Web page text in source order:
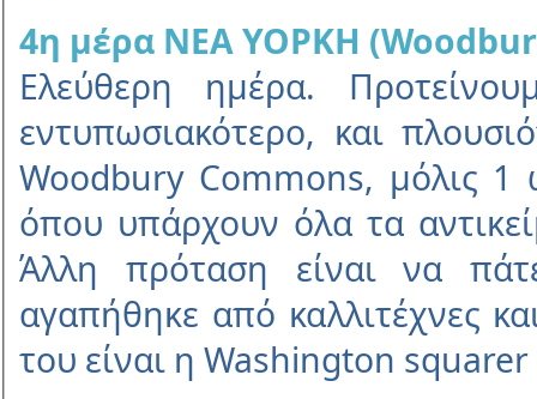
4η µέρα ΝΕΑ ΥΟΡΚΗ
Eλεύθερη ηµέρα.
εντυπωσιακότερο, και
Woodbury Commons, µόλις
όπου υπάρχουν όλα τα
Άλλη πρόταση είναι να
αγαπήθηκε από καλλιτέχνες
του είναι η Washington